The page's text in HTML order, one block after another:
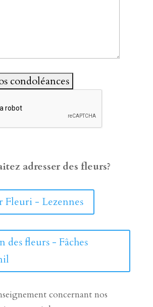
adresser des fleurs?
Fleuri - Lezennes
des fleurs - Fâches
concernant nos